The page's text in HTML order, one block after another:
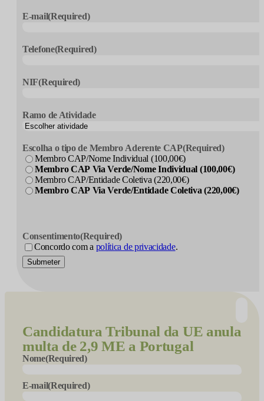
E-mail(Required)
Telefone(Required)
NIF(Required)
Ramo de Atividade
Escolha o tipo de Membro Aderente CAP(Required)
Membro CAP/Nome Individual (100,00€)
Membro CAP Via Verde/Nome Individual (100,00€)
Membro CAP/Entidade Coletiva (220,00€)
Membro CAP Via Verde/Entidade Coletiva (220,00€)
Consentimento(Required)
Concordo com a política de privacidade.
Submeter
CandidaturaTribunal da UE anula
multa de 2,9 ME a Portugal
Nome(Required)
E-mail(Required)